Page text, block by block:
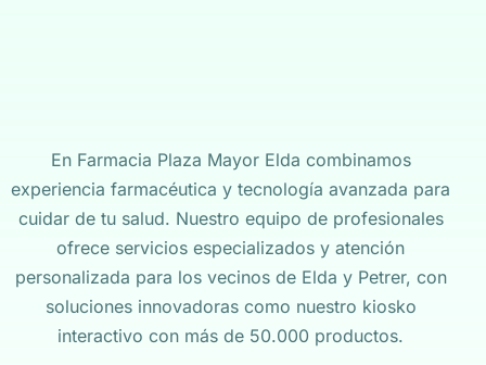
En Farmacia Plaza Mayor Elda combinamos
experiencia farmacéutica y tecnología avanzada para
cuidar de tu salud. Nuestro equipo de profesionales
ofrece servicios especializados y atención
personalizada para los vecinos de Elda y Petrer, con
soluciones innovadoras como nuestro kiosko
interactivo con más de 50.000 productos.